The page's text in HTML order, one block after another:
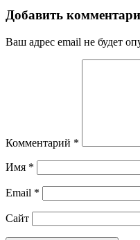
Добавить
Ваш адрес email не будет
Комментарий *
Имя *
Email *
Сайт